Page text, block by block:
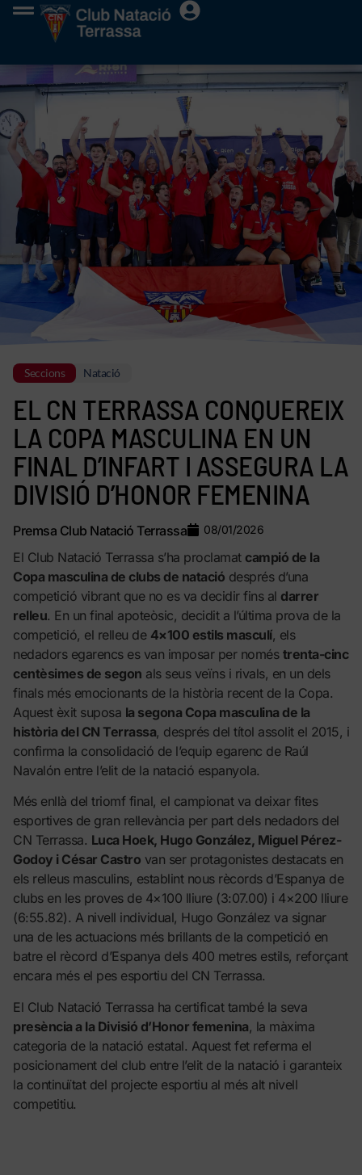
Seccions Natació
EL CN TERRASSA CONQUEREIX
LA COPA MASCULINA EN UN
FINAL D’INFART I ASSEGURA LA
DIVISIÓ D’HONOR FEMENINA
Premsa Club Natació Terrassa 08/01/2026
El Club Natació Terrassa s’ha proclamat campió de la
Copa masculina de clubs de natació després d’una
competició vibrant que no es va decidir fins al darrer
relleu. En un final apoteòsic, decidit a l’última prova de la
competició, el relleu de 4×100 estils masculí, els
nedadors egarencs es van imposar per només trenta-cinc
centèsimes de segon als seus veïns i rivals, en un dels
finals més emocionants de la història recent de la Copa.
Aquest èxit suposa la segona Copa masculina de la
història del CN Terrassa, després del títol assolit el 2015, i
confirma la consolidació de l’equip egarenc de Raúl
Navalón entre l’elit de la natació espanyola.
Més enllà del triomf final, el campionat va deixar fites
esportives de gran rellevància per part dels nedadors del
CN Terrassa. Luca Hoek, Hugo González, Miguel Pérez-
Godoy i César Castro van ser protagonistes destacats en
els relleus masculins, establint nous rècords d’Espanya de
clubs en les proves de 4×100 lliure (3:07.00) i 4×200 lliure
(6:55.82). A nivell individual, Hugo González va signar
una de les actuacions més brillants de la competició en
batre el rècord d’Espanya dels 400 metres estils, reforçant
encara més el pes esportiu del CN Terrassa.
El Club Natació Terrassa ha certificat també la seva
presència a la Divisió d’Honor femenina, la màxima
categoria de la natació estatal. Aquest fet referma el
posicionament del club entre l’elit de la natació i garanteix
la continuïtat del projecte esportiu al més alt nivell
competitiu.